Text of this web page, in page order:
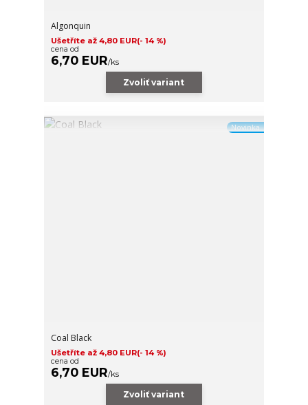
Algonquin
Ušetříte až 4,80 EUR(- 14 %)
cena od
6,70 EUR/ks
Zvoliť variant
Novinka
Coal Black
Ušetříte až 4,80 EUR(- 14 %)
cena od
6,70 EUR/ks
Zvoliť variant